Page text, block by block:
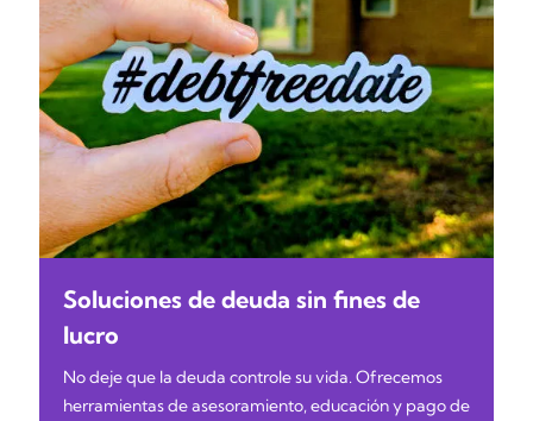
Soluciones de deuda sin fines de
lucro
No deje que la deuda controle su vida. Ofrecemos
herramientas de asesoramiento, educación y pago de